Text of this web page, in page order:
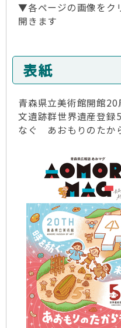
▼各ページの画像をク
開きます
表紙
青森県立美術館開館
文遺跡群世界遺産登録
なぐ あおもりのたか